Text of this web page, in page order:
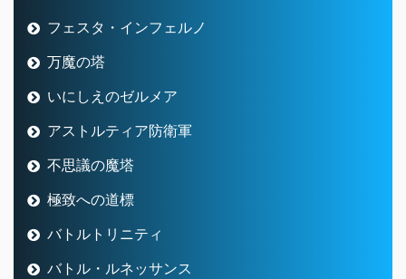
フェスタ・インフェルノ
万魔の塔
いにしえのゼルメア
アストルティア防衛軍
不思議の魔塔
極致への道標
バトルトリニティ
バトル・ルネッサンス